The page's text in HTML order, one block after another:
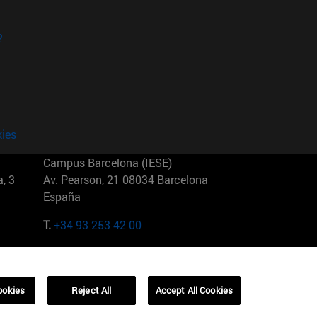
3
Campus Barcelona (IESE)
Av. Pearson, 21 08034 Barcelona
España
T.+34 93 253 42 00
01321001 Bela Vista Brasil
Reject All Accept All Cookies